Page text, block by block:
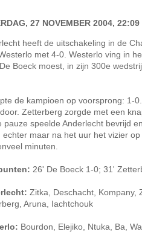
27 NOVEMBER 2004,
heeft de uitschakeling in de
met 4-0. Westerlo ving in
Boeck moest, in zijn 300e
de kampioen op voorsprong: 1-
Zetterberg zorgde met een
pauze speelde Anderlecht bevrijd
echter maar na het uur het vizier
minuten.
26' De Boeck 1-0; 31'
Zitka, Deschacht, Kompany,
Aruna, Iachtchouk
Bourdon, Elejiko, Ntuka, Ba,